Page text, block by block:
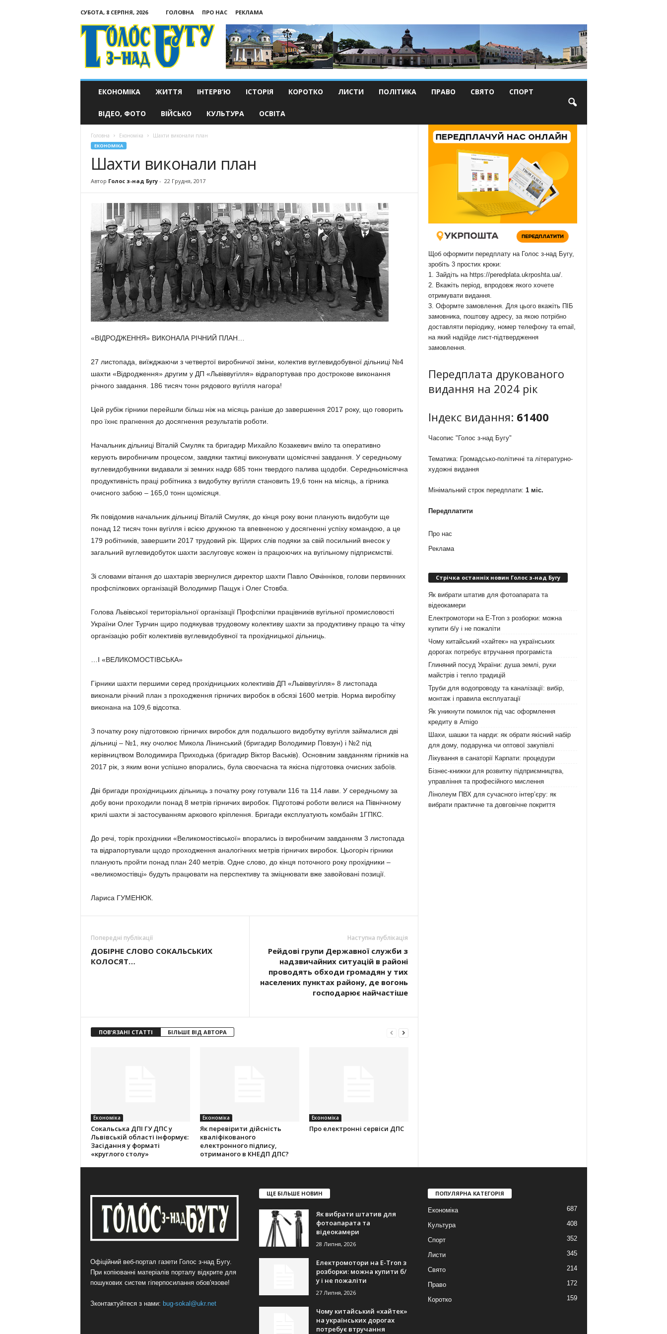
СУБОТА, 8 СЕРПНЯ, 2026 ГОЛОВНА ПРО НАС
РЕКЛАМА
Голос
з-
ЕКОНОМІКА ЖИТТЯ ІНТЕРВ’Ю ІСТОРІЯ КОРОТКО ЛИСТИ ПОЛІТИКА ПРАВО СВЯТО СПОРТ
ВІДЕО, ФОТО ВІЙСЬКО КУЛЬТУРА ОСВІТА
Головна Економіка Шахти виконали план
ЕКОНОМІКА
Шахти виконали план
Автор Голос з-над Бугу- 22 Грудня, 2017
«ВІДРОДЖЕННЯ» ВИКОНАЛА РІЧНИЙ ПЛАН…
27 листопада, виїжджаючи з четвертої виробничої зміни, колектив вуглевидобувної дільниці №4
шахти «Відродження» другим у ДП «Львіввугілля» відрапортував про дострокове виконання
річного завдання. 186 тисяч тонн рядового вугілля нагора!
Цей рубіж гірники перейшли більш ніж на місяць раніше до завершення 2017 року, що говорить
про їхнє прагнення до досягнення результатів роботи.
Начальник дільниці Віталій Смуляк та бригадир Михайло Козакевич вміло та оперативно
керують виробничим процесом, завдяки тактиці виконувати щомісячні завдання. У середньому
вуглевидобувники видавали зi земних надр 685 тонн твердого палива щодоби. Середньомісячна
продуктивність праці робітника з видобутку вугілля становить 19,6 тонн на місяць, а гірника
очисного забою – 165,0 тонн щомісяця.
Як повідомив начальник дільниці Віталій Смуляк, до кінця року вони планують видобути ще
понад 12 тисяч тонн вугілля і всією дружною та впевненою у досягненні успіху командою, а це
179 робітників, завершити 2017 трудовий рік. Щирих слів подяки за свій посильний внесок у
загальний вуглевидобуток шахти заслуговує кожен із працюючих на вугільному підприємстві.
Зі словами вітання до шахтарів звернулися директор шахти Павло Овчінніков, голови первинних
профспілкових організацій Володимир Пащук і Олег Стовба.
Голова Львівської територіальної організації Профспілки працівників вугільної промисловості
України Олег Турчин щиро подякував трудовому колективу шахти за продуктивну працю та чітку
організацію робіт колективів вуглевидобувної та прохідницької дільниць.
…І «ВЕЛИКОМОСТІВСЬКА»
Гірники шахти першими серед прохідницьких колективів ДП «Львіввугілля» 8 листопада
виконали річний план з проходження гірничих виробок в обсязі 1600 метрів. Норма виробітку
виконана на 109,6 відсотка.
З початку року підготовкою гірничих виробок для подальшого видобутку вугілля займалися дві
дільниці – №1, яку очолює Микола Лінинський (бригадир Володимир Повзун) і №2 під
керівництвом Володимира Приходька (бригадир Віктор Васьків). Основним завданням гірників на
2017 рік, з яким вони успішно впорались, була своєчасна та якісна підготовка очисних забоїв.
Дві бригади прохідницьких дільниць з початку року готували 116 та 114 лави. У середньому за
добу вони проходили понад 8 метрів гірничих виробок. Підготовчі роботи велися на Північному
крилі шахти зі застосуванням аркового кріплення. Бригади експлуатують комбайн 1ГПКС.
До речі, торік прохідники «Великомостівської» впорались із виробничим завданням 3 листопада
та відрапортували щодо проходження аналогічних метрів гірничих виробок. Цьогоріч гірники
планують пройти понад план 240 метрів. Одне слово, до кінця поточного року прохідники –
«великомостівці» будуть працювати на перспективу та зміцнювати вже завойовані позиції.
Лариса ГУМЕНЮК.
Попередні публікації
ДОБІРНЕ СЛОВО СОКАЛЬСЬКИХ
КОЛОСЯТ…
Наступна публікація
Рейдові групи Державної служби з
надзвичайних ситуацій в районі
проводять обходи громадян у тих
населених пунктах району, де вогонь
господарює найчастіше
ПОВ'ЯЗАНІ СТАТТІ БІЛЬШЕ ВІД АВТОРА
Економіка
Cокальська ДПІ ГУ ДПС у
Львівській області інформує:
Засідання у форматі
«круглого столу»
Економіка
Як перевірити дійсність
кваліфікованого
електронного підпису,
отриманого в КНЕДП ДПС?
Економіка
Про електронні сервіси ДПС
Щоб оформити передплату на Голос з-над Бугу,
зробіть 3 простих кроки:
1. Зайдіть на https://peredplata.ukrposhta.ua/.
2. Вкажіть період, впродовж якого хочете
отримувати видання.
3. Оформте замовлення. Для цього вкажіть ПІБ
замовника, поштову адресу, за якою потрібно
доставляти періодику, номер телефону та email,
на який надійде лист-підтвердження
замовлення.
Передплата друкованого
видання на 2024 рік
Індекс видання: 61400
Часопис "Голос з-над Бугу"
Тематика: Громадсько-політичні та літературно-
художні видання
Мінімальний строк передплати: 1 міс.
Передплатити
Про нас
Реклама
Стрічка останніх новин Голос з-над Бугу
Як вибрати штатив для фотоапарата та
відеокамери
Електромотори на E-Tron з розборки: можна
купити б/у і не пожаліти
Чому китайський «хайтек» на українських
дорогах потребує втручання програміста
Глиняний посуд України: душа землі, руки
майстрів і тепло традицій
Труби для водопроводу та каналізації: вибір,
монтаж і правила експлуатації
Як уникнути помилок під час оформлення
кредиту в Amigo
Шахи, шашки та нарди: як обрати якісний набір
для дому, подарунка чи оптової закупівлі
Лікування в санаторії Карпати: процедури
Бізнес-книжки для розвитку підприємництва,
управління та професійного мислення
Лінолеум ПВХ для сучасного інтер’єру: як
вибрати практичне та довговічне покриття
Офіційний веб-портал газети Голос з-над Бугу.
При копіюванні матеріалів порталу відкрите для
пошукових систем гіперпосилання обов'язове!
Зконтактуйтеся з нами: bug-sokal@ukr.net
ЩЕ БІЛЬШЕ НОВИН
Як вибрати штатив для
фотоапарата та
відеокамери
28 Липня, 2026
Електромотори на E-Tron з
розборки: можна купити б/
у і не пожаліти
27 Липня, 2026
Чому китайський «хайтек»
на українських дорогах
потребує втручання
ПОПУЛЯРНА КАТЕГОРІЯ
Економіка 687
Культура 408
Спорт 352
Листи 345
Свято 214
Право 172
Коротко 159